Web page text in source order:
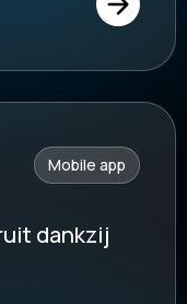
Mobile app
dankzij